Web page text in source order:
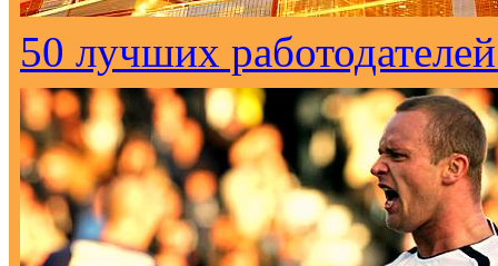
50 лучших